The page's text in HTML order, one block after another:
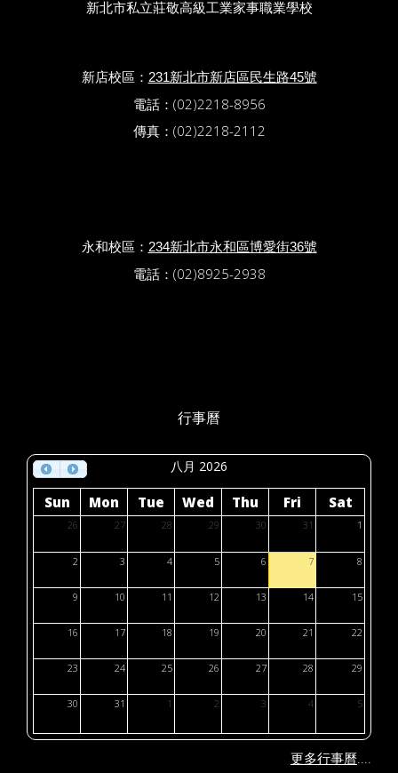
新北市私立莊敬高級工業家事職業學校
新店校區： 231新北市新店區民生路45號
電話：(02)2218-8956
傳真：(02)2218-2112
永和校區： 234新北市永和區博愛街36號
電話：(02)8925-2938
行事曆
八月 2026
Sun Mon Tue Wed Thu Fri Sat
26 27 28 29 30 31 1
2 3 4 5 6 7 8
9 10 11 12 13 14 15
16 17 18 19 20 21 22
23 24 25 26 27 28 29
30 31 1 2 3 4 5
更多行事曆....